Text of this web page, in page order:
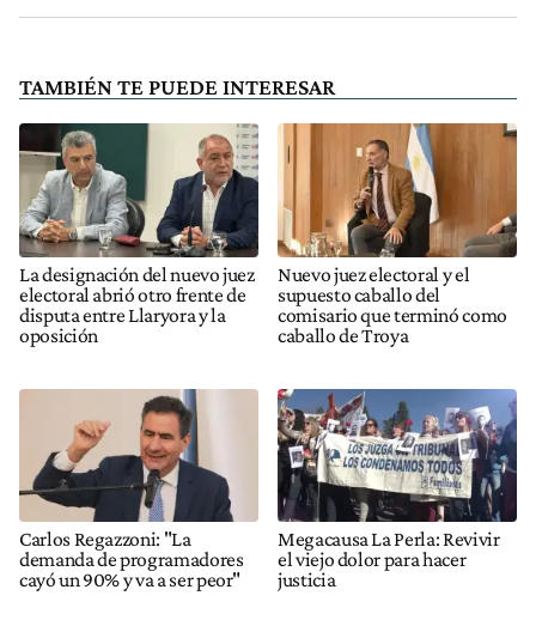
TAMBIÉN TE PUEDE INTERESAR
La designación del nuevo juez
electoral abrió otro frente de
disputa entre Llaryora y la
oposición
Nuevo juez electoral y el
supuesto caballo del
comisario que terminó como
caballo de Troya
Carlos Regazzoni: "La
demanda de programadores
cayó un 90% y va a ser peor"
Megacausa La Perla: Revivir
el viejo dolor para hacer
justicia